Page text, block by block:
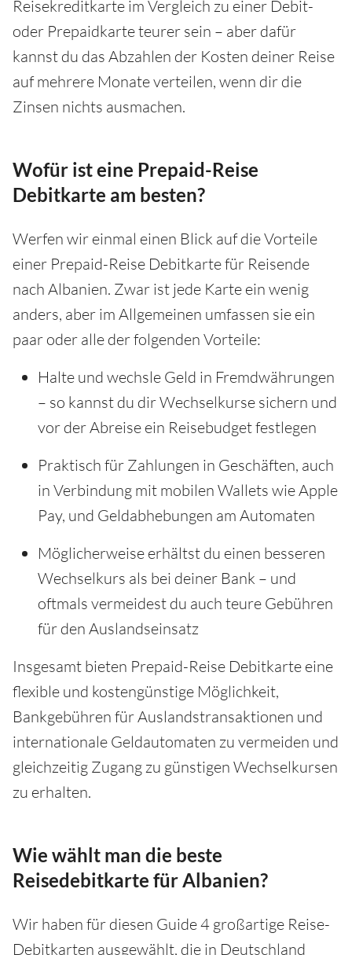
Reisekreditkarte im Vergleich zu einer Debit-
oder Prepaidkarte teurer sein – aber dafür
kannst du das Abzahlen der Kosten deiner Reise
auf mehrere Monate verteilen, wenn dir die
Zinsen nichts ausmachen.
Wofür ist eine Prepaid-Reise
Debitkarte am besten?
Werfen wir einmal einen Blick auf die Vorteile
einer Prepaid-Reise Debitkarte für Reisende
nach Albanien. Zwar ist jede Karte ein wenig
anders, aber im Allgemeinen umfassen sie ein
paar oder alle der folgenden Vorteile:
Halte und wechsle Geld in Fremdwährungen
– so kannst du dir Wechselkurse sichern und
vor der Abreise ein Reisebudget festlegen
Praktisch für Zahlungen in Geschäften, auch
in Verbindung mit mobilen Wallets wie Apple
Pay, und Geldabhebungen am Automaten
Möglicherweise erhältst du einen besseren
Wechselkurs als bei deiner Bank – und
oftmals vermeidest du auch teure Gebühren
für den Auslandseinsatz
Insgesamt bieten Prepaid-Reise Debitkarte eine
flexible und kostengünstige Möglichkeit,
Bankgebühren für Auslandstransaktionen und
internationale Geldautomaten zu vermeiden und
gleichzeitig Zugang zu günstigen Wechselkursen
zu erhalten.
Wie wählt man die beste
Reisedebitkarte für Albanien?
Wir haben für diesen Guide 4 großartige Reise-
Debitkarten ausgewählt, die in Deutschland